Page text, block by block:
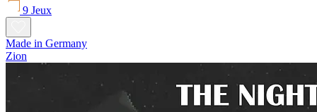
9 Jeux
Made in Germany
Zion